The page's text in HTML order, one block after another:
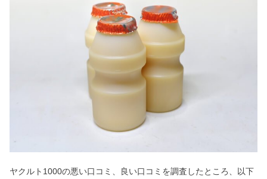
酵素風呂を続けた結果はどうなる？効
果・効能や通う頻度
Qoo10（キューテン）支払い方法｜コ
ンビニ払い&変更はできる？
ヤマハ音楽教室は危ない？後悔の口コ
ミがやばい＆潰れるは嘘？
スパイラルパーマ失敗でおばさんに？
ヤクルト1000の悪い口コミ、良い口コミを調査したところ、以下